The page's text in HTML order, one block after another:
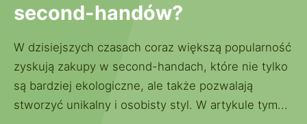
second-handów?
W dzisiejszych czasach coraz większą popularność
zyskują zakupy w second-handach, które nie tylko
są bardziej ekologiczne, ale także pozwalają
stworzyć unikalny i osobisty styl. W artykule tym...